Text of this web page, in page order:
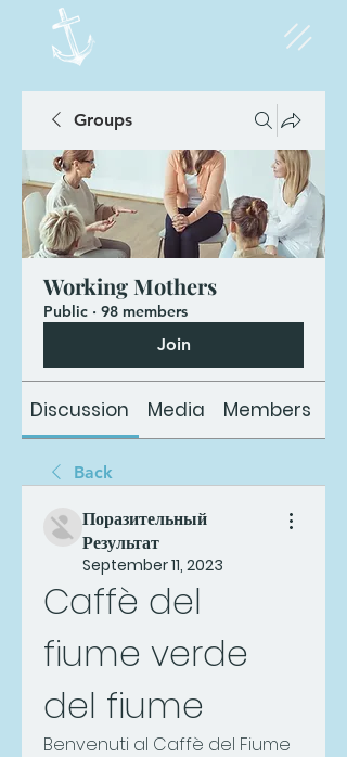
Groups
Working Mothers
Public · 98 members
Join
Discussion Media Members
Back
Поразительный
Результат
September 11, 2023
Caffè del
fiume verde
del fiume
Benvenuti al Caffè del Fiume